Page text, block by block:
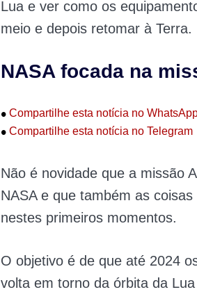
Lua e ver como os
meio e depois retomar à Terra.
NASA focada na
• Compartilhe esta notícia no
• Compartilhe esta notícia no Telegram
Não é novidade que a missão
NASA e que também as
nestes primeiros momentos.
O objetivo é de que até 2024
volta em torno da órbita da